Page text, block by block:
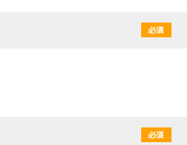
必須
必須